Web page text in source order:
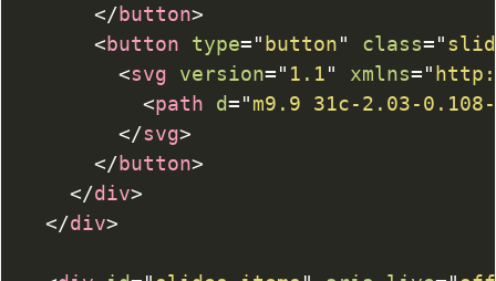
</button>
<button type="button" class="
<svg version=" 1.1" xmlns="
<path d="m9.9 31c-2.03-
</svg>
</button>
</div>
</div>